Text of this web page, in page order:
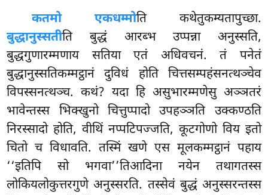
कतमो एकधम्मोति कथेतुकम्यतापुच्छा.
बुद्धानुस्सतीति बुद्धं आरब्भ उप्पन्ना अनुस्सति,
बुद्धगुणारम्मणाय सतिया एतं अधिवचनं. तं पनेतं
बुद्धानुस्सतिकम्मट्ठानं दुविधं होति चित्तसम्पहंसनत्थञ्चेव
विपस्सनत्थञ्च. कथं? यदा हि असुभारम्मणेसु अञ्ञतरं
भावेन्तस्स भिक्खुनो चित्तुप्पादो उपहञ्ञति उक्कण्ठति
निरस्सादो होति, वीथिं नप्पटिपज्जति, कूटगोणो विय इतो
चितो च विधावति. तस्मिं खणे एस मूलकम्मट्ठानं पहाय
‘‘इतिपि सो भगवा’’तिआदिना नयेन तथागतस्स
लोकियलोकुत्तरगुणे अनुस्सरति. तस्सेवं बुद्धं अनुस्सरन्तस्स